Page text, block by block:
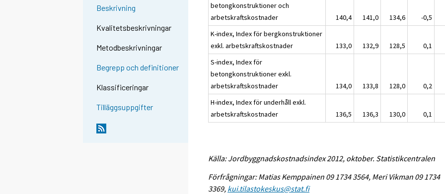
Beskrivning
Kvalitetsbeskrivningar
Metodbeskrivningar
Begrepp och definitioner
Klassificeringar
Tilläggsuppgifter
betongkonstruktioner och
arbetskraftskostnader
140,4 141,0 134,6
-0,5
K-index, Index för bergkonstruktioner
exkl. arbetskraftskostnader
133,0 132,9 128,5
0,1
S-index, Index för
betongkonstruktioner exkl.
arbetskraftskostnader
134,0 133,8 128,0
0,2
H-index, Index för underhåll exkl.
arbetskraftskostnader
136,5 136,3 130,0 0,1
Källa: Jordbyggnadskostnadsindex 2012, oktober. Statistikcentralen
Förfrågningar: Matias Kemppainen 09 1734 3564, Meri Vikman 09 1734
3369, kui.tilastokeskus@stat.fi